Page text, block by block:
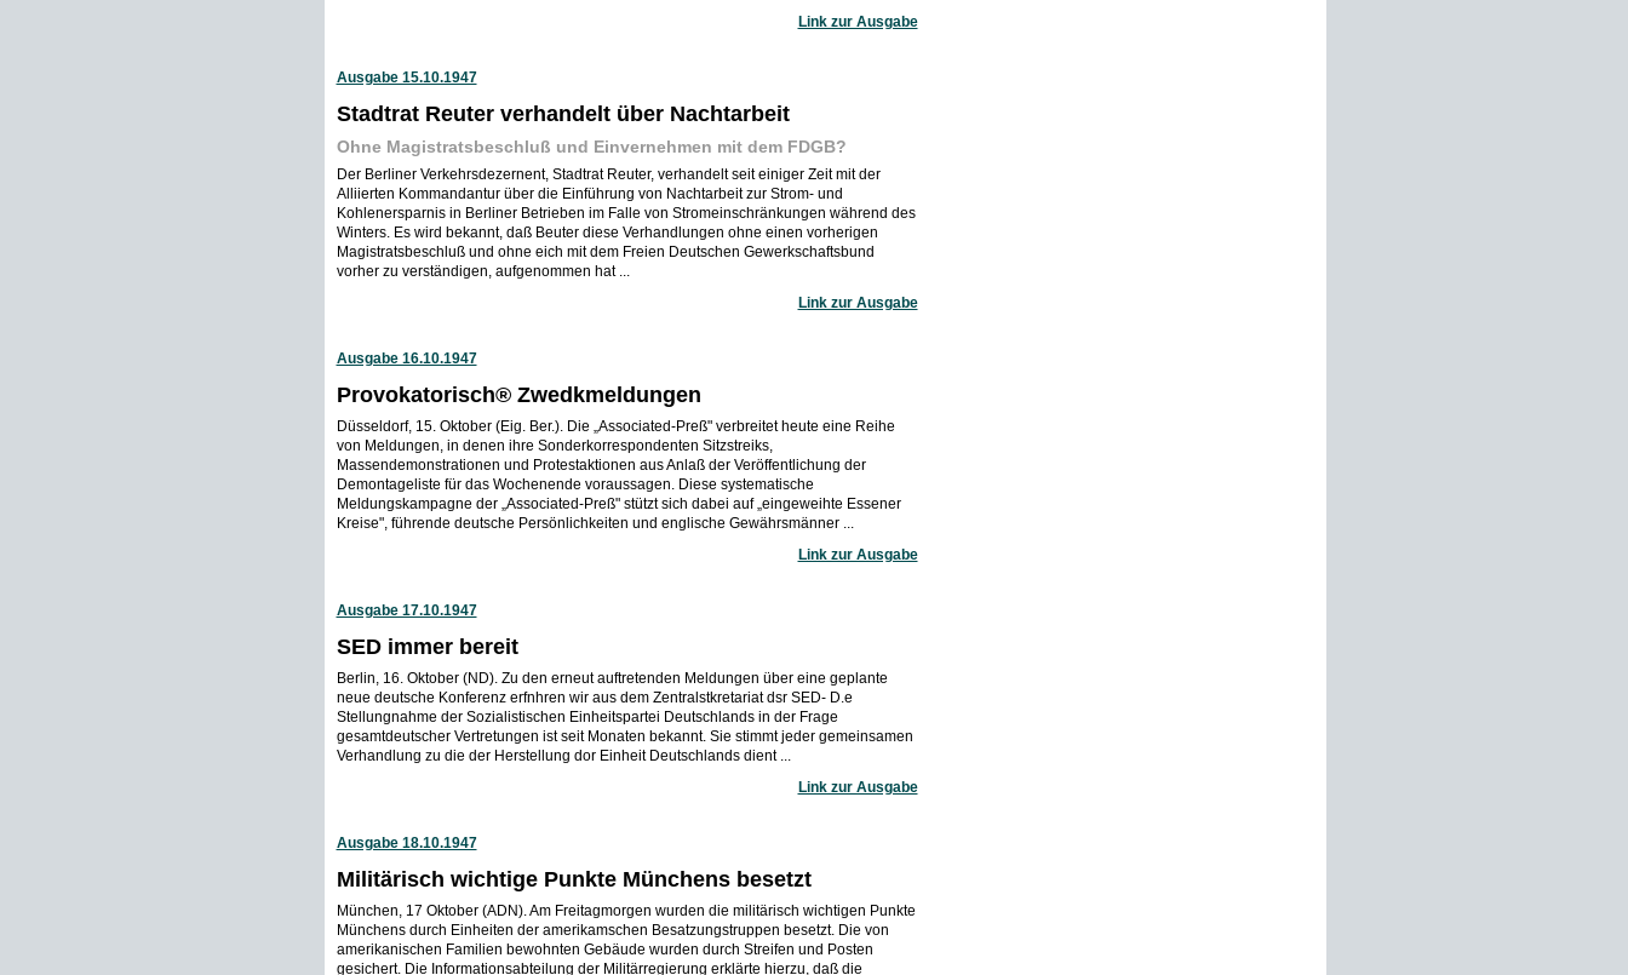
Link zur Ausgabe
Ausgabe 15.10.1947
Stadtrat Reuter verhandelt über Nachtarbeit
Ohne Magistratsbeschluß und Einvernehmen mit dem FDGB?
Der Berliner Verkehrsdezernent, Stadtrat Reuter, verhandelt seit einiger Zeit mit der
Alliierten Kommandantur über die Einführung von Nachtarbeit zur Strom- und
Kohlenersparnis in Berliner Betrieben im Falle von Stromeinschränkungen während des
Winters. Es wird bekannt, daß Beuter diese Verhandlungen ohne einen vorherigen
Magistratsbeschluß und ohne eich mit dem Freien Deutschen Gewerkschaftsbund
vorher zu verständigen, aufgenommen hat ...
Link zur Ausgabe
Ausgabe 16.10.1947
Provokatorisch® Zwedkmeldungen
Düsseldorf, 15. Oktober (Eig. Ber.). Die „Associated-Preß" verbreitet heute eine Reihe
von Meldungen, in denen ihre Sonderkorrespondenten Sitzstreiks,
Massendemonstrationen und Protestaktionen aus Anlaß der Veröffentlichung der
Demontageliste für das Wochenende voraussagen. Diese systematische
Meldungskampagne der „Associated-Preß" stützt sich dabei auf „eingeweihte Essener
Kreise", führende deutsche Persönlichkeiten und englische Gewährsmänner ...
Link zur Ausgabe
Ausgabe 17.10.1947
SED immer bereit
Berlin, 16. Oktober (ND). Zu den erneut auftretenden Meldungen über eine geplante
neue deutsche Konferenz erfnhren wir aus dem Zentralstkretariat dsr SED- D.e
Stellungnahme der Sozialistischen Einheitspartei Deutschlands in der Frage
gesamtdeutscher Vertretungen ist seit Monaten bekannt. Sie stimmt jeder gemeinsamen
Verhandlung zu die der Herstellung dor Einheit Deutschlands dient ...
Link zur Ausgabe
Ausgabe 18.10.1947
Militärisch wichtige Punkte Münchens besetzt
München, 17 Oktober (ADN). Am Freitagmorgen wurden die militärisch wichtigen Punkte
Münchens durch Einheiten der amerikamschen Besatzungstruppen besetzt. Die von
amerikanischen Familien bewohnten Gebäude wurden durch Streifen und Posten
gesichert. Die Informationsabteilung der Militärregierung erklärte hierzu, daß die